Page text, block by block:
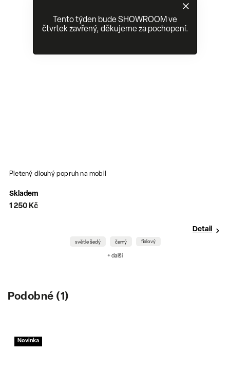
Tento týden bude SHOWROOM ve
čtvrtek zavřený, děkujeme za pochopení.
Pletený dlouhý popruh na mobil
Skladem
1 250 Kč
Detail
světle šedý černý fialový
+ další
Podobné (1)
Novinka